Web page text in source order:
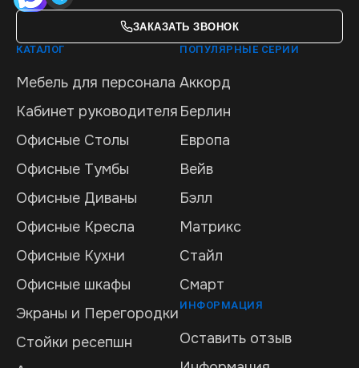
ЗАКАЗАТЬ ЗВОНОК
КАТАЛОГ
Мебель для персонала
Кабинет руководителя
Офисные Столы
Офисные Тумбы
Офисные Диваны
Офисные Кресла
Офисные Кухни
Офисные шкафы
Экраны и Перегородки
Стойки ресепшн
ПОПУЛЯРНЫЕ СЕРИИ
Аккорд
Берлин
Европа
Вейв
Бэлл
Матрикс
Стайл
Смарт
ИНФОРМАЦИЯ
Оставить отзыв